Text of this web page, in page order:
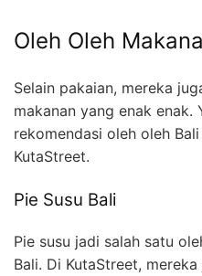
Oleh Oleh
Selain pakaian, mereka
makanan yang enak enak.
rekomendasi oleh oleh
KutaStreet.
Pie Susu Bali
Pie susu jadi salah satu
Bali. Di KutaStreet,